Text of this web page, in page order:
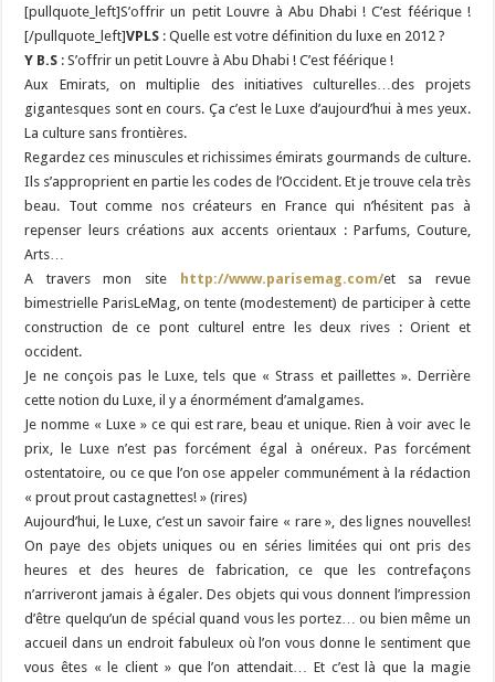
[pullquote_left]S’offrir un petit Louvre à Abu Dhabi ! C’est féérique !
[/pullquote_left]VPLS : Quelle est votre définition du luxe en 2012 ?
Y B.S : S’offrir un petit Louvre à Abu Dhabi ! C’est féérique !
Aux Emirats, on multiplie des initiatives culturelles…des projets
gigantesques sont en cours. Ça c’est le Luxe d’aujourd’hui à mes yeux.
La culture sans frontières.
Regardez ces minuscules et richissimes émirats gourmands de culture.
Ils s’approprient en partie les codes de l’Occident. Et je trouve cela très
beau. Tout comme nos créateurs en France qui n’hésitent pas à
repenser leurs créations aux accents orientaux : Parfums, Couture,
Arts…
A travers mon site
http://www.parisemag.com/et sa revue
bimestrielle ParisLeMag, on tente (modestement) de participer à cette
construction de ce pont culturel entre les deux rives : Orient et
occident.
Je ne conçois pas le Luxe, tels que « Strass et paillettes ». Derrière
cette notion du Luxe, il y a énormément d’amalgames.
Je nomme « Luxe » ce qui est rare, beau et unique. Rien à voir avec le
prix, le Luxe n’est pas forcément égal à onéreux. Pas forcément
ostentatoire, ou ce que l’on ose appeler communément à la rédaction
« prout prout castagnettes! » (rires)
Aujourd’hui, le Luxe, c’est un savoir faire « rare », des lignes nouvelles!
On paye des objets uniques ou en séries limitées qui ont pris des
heures et des heures de fabrication, ce que les contrefaçons
n’arriveront jamais à égaler. Des objets qui vous donnent l’impression
d’être quelqu’un de spécial quand vous les portez… ou bien même un
accueil dans un endroit fabuleux où l’on vous donne le sentiment que
vous êtes « le client » que l’on attendait… Et c’est là que la magie